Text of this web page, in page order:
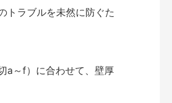
トラブルを未然に防ぐた
a～f）に合わせて、壁厚